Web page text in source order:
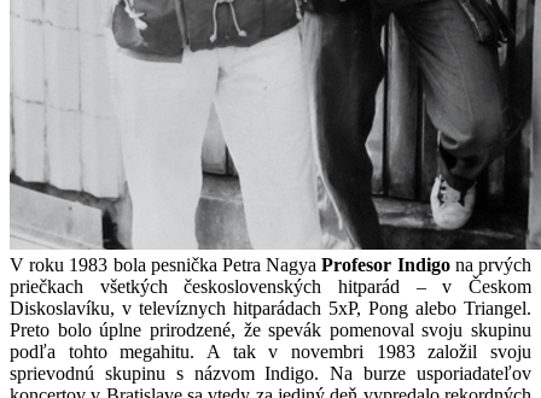
V roku 1983 bola pesnička Petra NagyaProfesor Indigona prvých
priečkach všetkých československých hitparád – v Českom
Diskoslavíku, v televíznych hitparádach 5xP, Pong alebo Triangel.
Preto bolo úplne prirodzené, že spevák pomenoval svoju skupinu
podľa tohto megahitu. A tak v novembri 1983 založil svoju
sprievodnú skupinu s názvom Indigo. Na burze usporiadateľov